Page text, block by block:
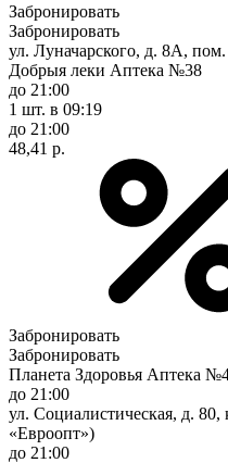
Забронировать
Забронировать
ул. Луначарского, д. 8А,
Добрыя леки Аптека №38
до 21:00
1 шт. в 09:19
до 21:00
48,41 р.
Забронировать
Забронировать
Планета Здоровья Аптека
до 21:00
ул. Социалистическая, д. 80,
«Евроопт»)
до 21:00